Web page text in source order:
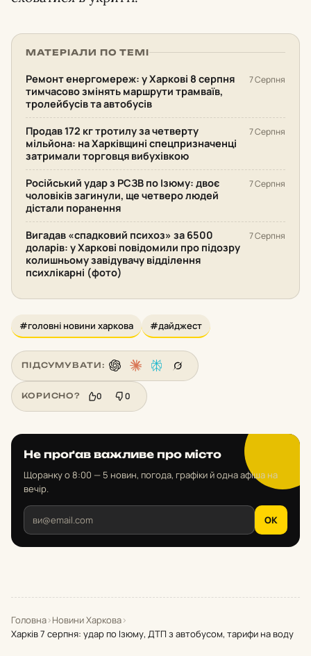
МАТЕРІАЛИ ПО ТЕМІ
Ремонт енергомереж: у Харкові 8 серпня
тимчасово змінять маршрути трамваїв,
тролейбусів та автобусів
7 Серпня
Продав 172 кг тротилу за четверту
мільйона: на Харківщині спецпризначенці
затримали торговця вибухівкою
7 Серпня
Російський удар з РСЗВ по Ізюму: двоє
чоловіків загинули, ще четверо людей
дістали поранення
7 Серпня
Вигадав «спадковий психоз» за 6500
доларів: у Харкові повідомили про підозру
колишньому завідувачу відділення
психлікарні (фото)
7 Серпня
#головні новини харкова #дайджест
ПІДСУМУВАТИ:
КОРИСНО? 0 0
Не проґав важливе про місто
Щоранку о 8:00 — 5 новин, погода, графіки й одна афіша на
вечір.
OK
Головна›Новини Харкова›
Харків 7 серпня: удар по Ізюму, ДТП з автобусом, тарифи на воду